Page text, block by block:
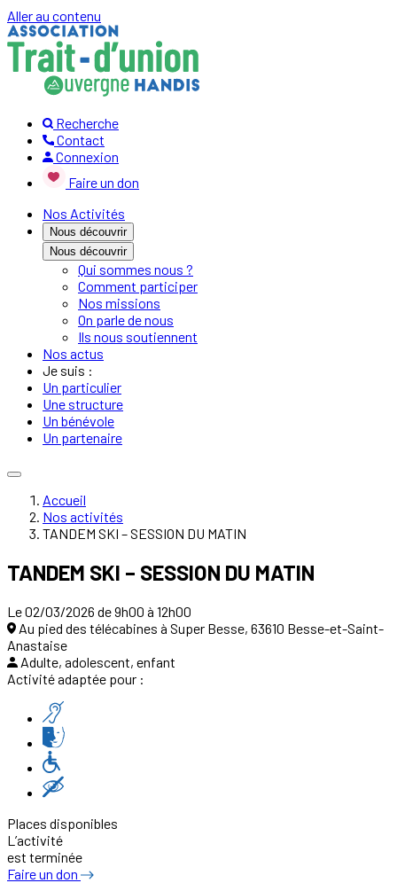
Aller au contenu
Recherche
Contact
Connexion
Faire un don
Nos Activités
Nous découvrir
Nous découvrir
Qui sommes nous ?
Comment participer
Nos missions
On parle de nous
Ils nous soutiennent
Nos actus
Je suis :
Un particulier
Une structure
Un bénévole
Un partenaire
Accueil
Nos activités
TANDEM SKI – SESSION DU MATIN
TANDEM SKI – SESSION DU MATIN
Le 02/03/2026 de 9h00 à 12h00
Au pied des télécabines à Super Besse, 63610 Besse-et-Saint-
Anastaise
Adulte, adolescent, enfant
Activité adaptée pour :
Places disponibles
L’activité
est terminée
Faire un don